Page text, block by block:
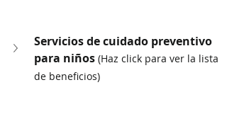
Servicios de cuidado preventivo
para niños (Haz click para ver la lista
de beneficios)